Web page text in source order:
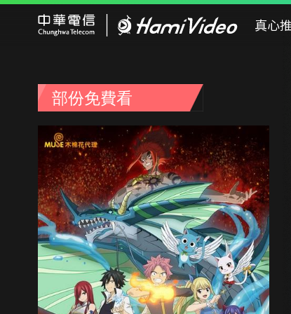
真心
部份免費看